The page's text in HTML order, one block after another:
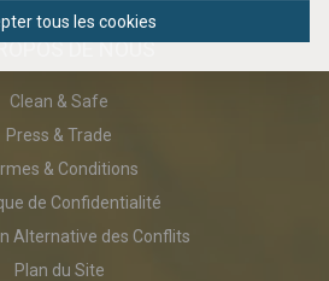
DE NOUS
Clean & Safe
Press & Trade
& Conditions
de Confidentialité
Alternative des Conflits
Plan du Site
tous les cookies